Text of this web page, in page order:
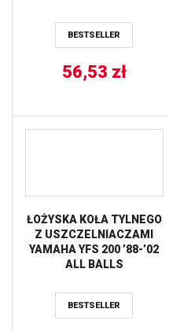
BESTSELLER
56,53 zł
ŁOŻYSKA KOŁA TYLNEGO
Z USZCZELNIACZAMI
YAMAHA YFS 200 ’88-’02
ALL BALLS
BESTSELLER